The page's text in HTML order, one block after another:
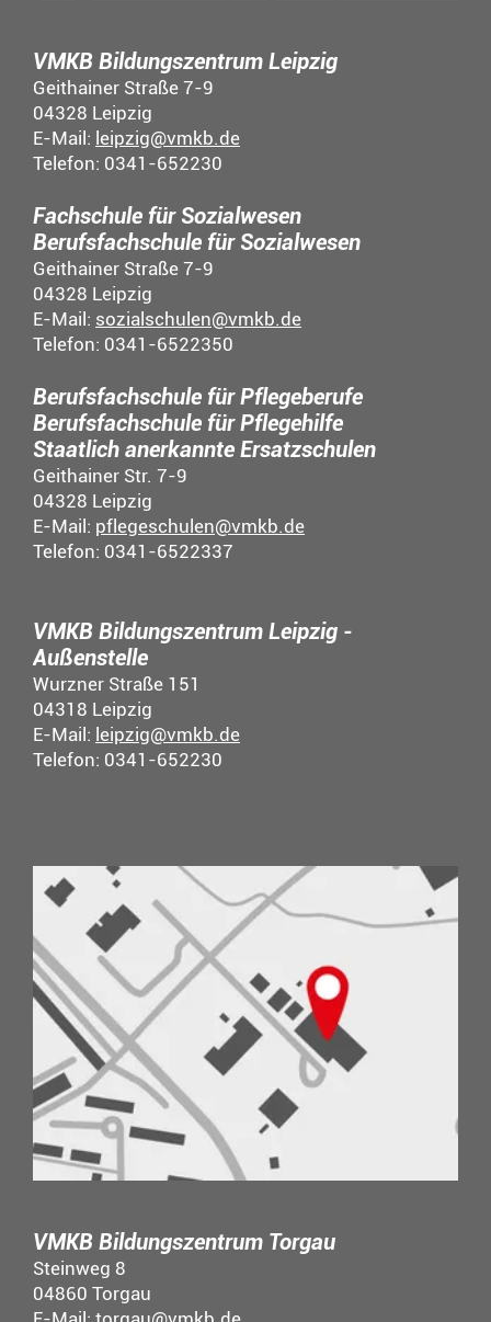
VMKB Bildungszentrum Leipzig
Geithainer Straße 7-9
04328 Leipzig
E-Mail: leipzig@vmkb.de
Telefon: 0341-652230
Fachschule für Sozialwesen
Berufsfachschule für Sozialwesen
Geithainer Straße 7-9
04328 Leipzig
E-Mail: sozialschulen@vmkb.de
Telefon: 0341-6522350
Berufsfachschule für Pflegeberufe
Berufsfachschule für Pflegehilfe
Staatlich anerkannte Ersatzschulen
Geithainer Str. 7-9
04328 Leipzig
E-Mail: pflegeschulen@vmkb.de
Telefon: 0341-6522337
VMKB Bildungszentrum Leipzig -
Außenstelle
Wurzner Straße 151
04318 Leipzig
E-Mail: leipzig@vmkb.de
Telefon: 0341-652230
VMKB Bildungszentrum Torgau
Steinweg 8
04860 Torgau